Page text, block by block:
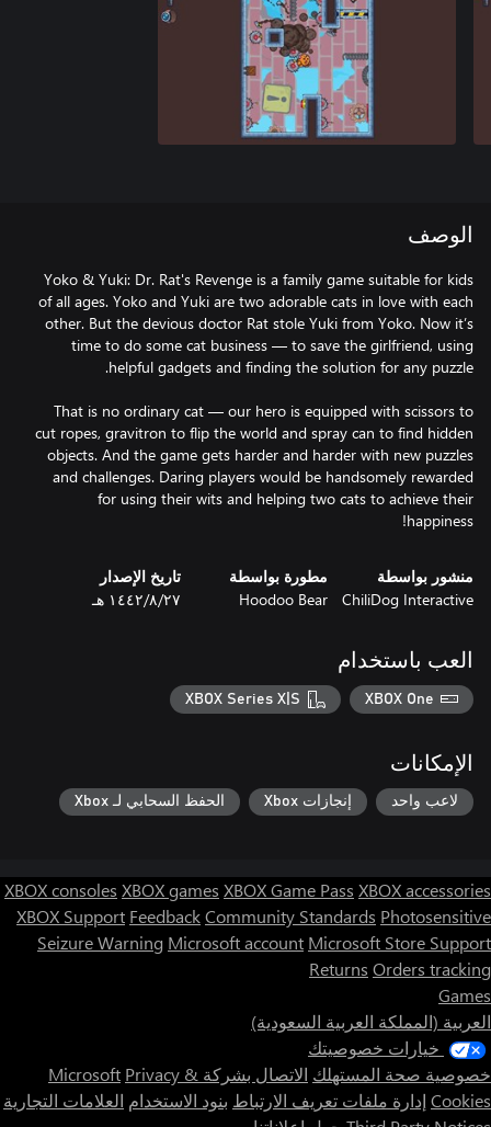
الوصف
Yoko & Yuki: Dr. Rat's Revenge is a family game suitable for kids
of all ages. Yoko and Yuki are two adorable cats in love with each
other. But the devious doctor Rat stole Yuki from Yoko. Now it’s
time to do some cat business — to save the girlfriend, using
That is no ordinary cat — our hero is equipped with scissors to
cut ropes, gravitron to flip the world and spray can to find hidden
objects. And the game gets harder and harder with new puzzles
and challenges. Daring players would be handsomely rewarded
for using their wits and helping two cats to achieve their
happiness!
منشور بواسطة
ChiliDog Interactive
مطورة بواسطة
Hoodoo Bear
تاريخ الإصدار
٢٧‏/٨‏/١٤٤٢ هـ
العب باستخدام
XBOX One
XBOX Series X|S
الإمكانات
لاعب واحد إنجازات Xbox الحفظ السحابي لـ Xbox
XBOX consoles XBOX games XBOX Game Pass XBOX accessories
XBOX Support FeedbackCommunity Standards Photosensitive
Seizure Warning Microsoft account Microsoft Store Support
Returns Orders tracking
Games
العربية (المملكة العربية السعودية)
خيارات خصوصيتك
خصوصية صحة المستهلك الاتصال بشركة Microsoft Privacy &
Cookies إدارة ملفات تعريف الارتباط بنود الاستخدام العلامات التجارية